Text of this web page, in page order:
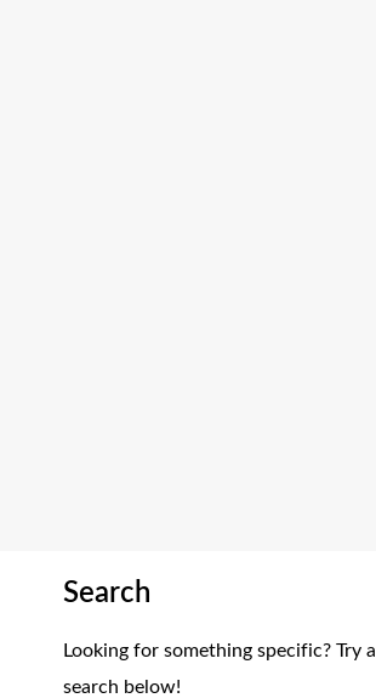
Search
Looking for something specific? Try a
search below!